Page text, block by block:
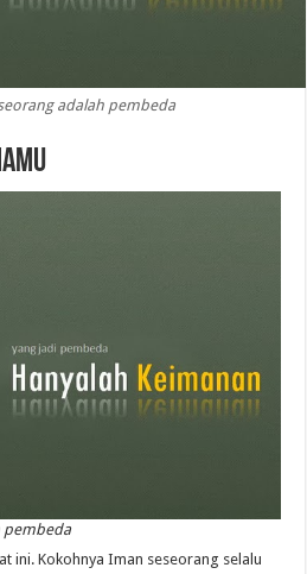
adalah pembeda
pembeda
ini. Kokohnya Iman seseorang selalu